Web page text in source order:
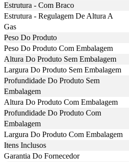
Estrutura - Com Braco
Estrutura - Regulagem De Altura A
Gas
Peso Do Produto
Peso Do Produto Com Embalagem
Altura Do Produto Sem Embalagem
Largura Do Produto Sem Embalagem
Profundidade Do Produto Sem
Embalagem
Altura Do Produto Com Embalagem
Profundidade Do Produto Com
Embalagem
Largura Do Produto Com Embalagem
Itens Inclusos
Garantia Do Fornecedor